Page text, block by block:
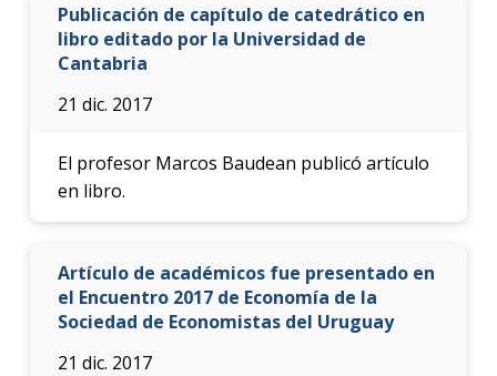
Publicación de capítulo de catedrático en
libro editado por la Universidad de
Cantabria
21 dic. 2017
El profesor Marcos Baudean publicó artículo
en libro.
Artículo de académicos fue presentado en
el Encuentro 2017 de Economía de la
Sociedad de Economistas del Uruguay
21 dic. 2017